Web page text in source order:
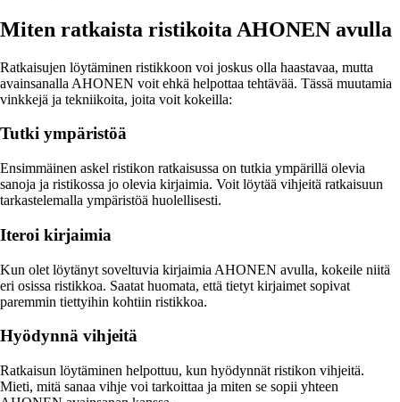
Miten ratkaista ristikoita AHONEN avulla
Ratkaisujen löytäminen ristikkoon voi joskus olla haastavaa, mutta
avainsanalla AHONEN voit ehkä helpottaa tehtävää. Tässä muutamia
vinkkejä ja tekniikoita, joita voit kokeilla:
Tutki ympäristöä
Ensimmäinen askel ristikon ratkaisussa on tutkia ympärillä olevia
sanoja ja ristikossa jo olevia kirjaimia. Voit löytää vihjeitä ratkaisuun
tarkastelemalla ympäristöä huolellisesti.
Iteroi kirjaimia
Kun olet löytänyt soveltuvia kirjaimia AHONEN avulla, kokeile niitä
eri osissa ristikkoa. Saatat huomata, että tietyt kirjaimet sopivat
paremmin tiettyihin kohtiin ristikkoa.
Hyödynnä vihjeitä
Ratkaisun löytäminen helpottuu, kun hyödynnät ristikon vihjeitä.
Mieti, mitä sanaa vihje voi tarkoittaa ja miten se sopii yhteen